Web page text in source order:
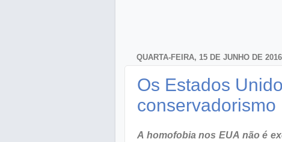
QUARTA-FEIRA, 15 DE JUNHO DE 2016
Os Estados
conservadorismo
A homofobia nos EUA não é